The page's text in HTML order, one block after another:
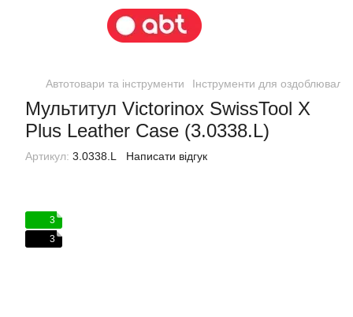
Автотовари та інструменти Інструменти для
Мультитул Victorinox SwissTool X
Plus Leather Case (3.0338.L)
Артикул: 3.0338.L Написати відгук
3
3